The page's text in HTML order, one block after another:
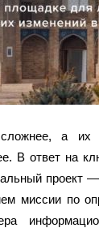
а
В ответ на
миссии по